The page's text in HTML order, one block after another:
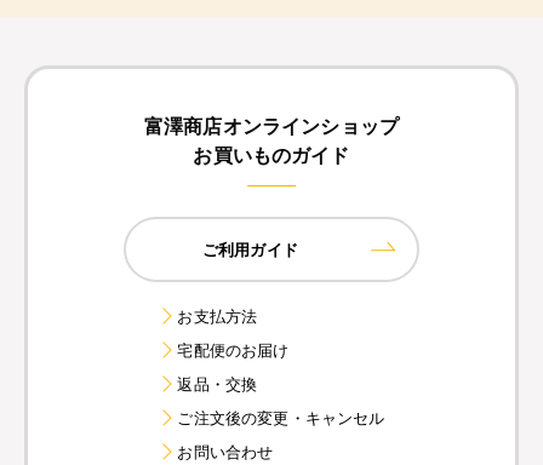
富澤商店オンラインショップ
お買いものガイド
ご利用ガイド
お支払方法
宅配便のお届け
返品・交換
ご注文後の変更・キャンセル
お問い合わせ